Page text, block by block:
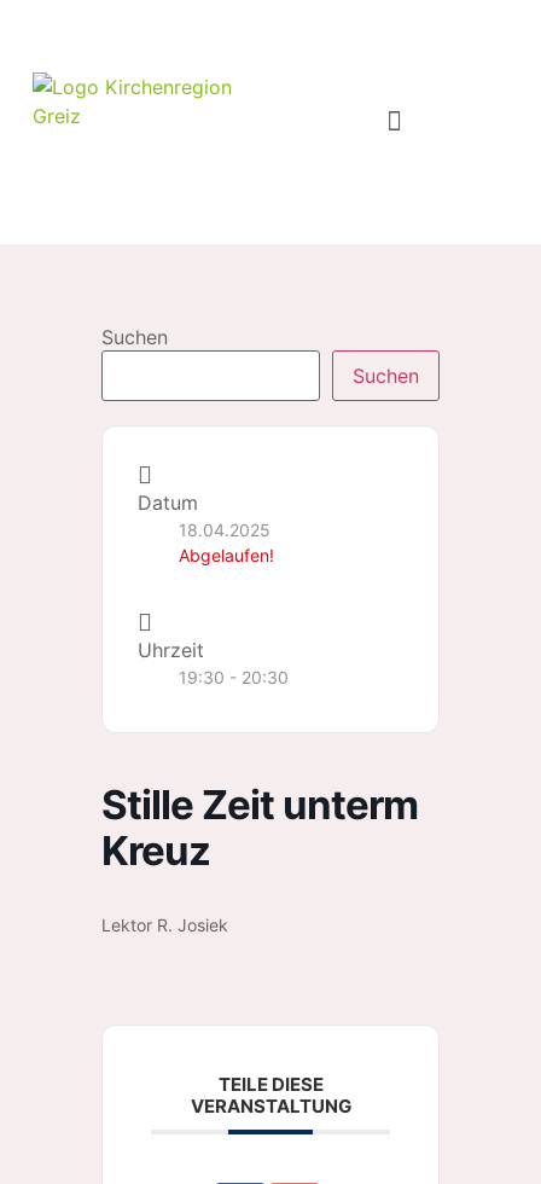
Suchen
Suchen
Datum
18.04.2025
Abgelaufen!
Uhrzeit
19:30 - 20:30
Stille Zeit unterm
Kreuz
Lektor R. Josiek
TEILE DIESE
VERANSTALTUNG